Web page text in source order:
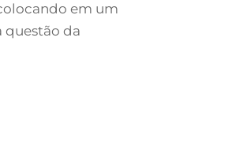
em um
questão da